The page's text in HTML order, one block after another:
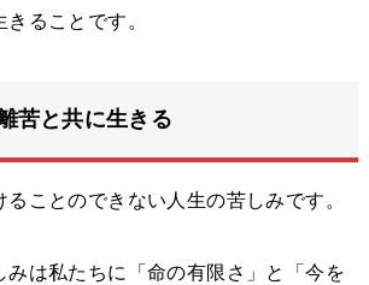
ることです。
苦と共に生きる
ことのできない人生の苦しみです。
みは私たちに「命の有限さ」と「今を